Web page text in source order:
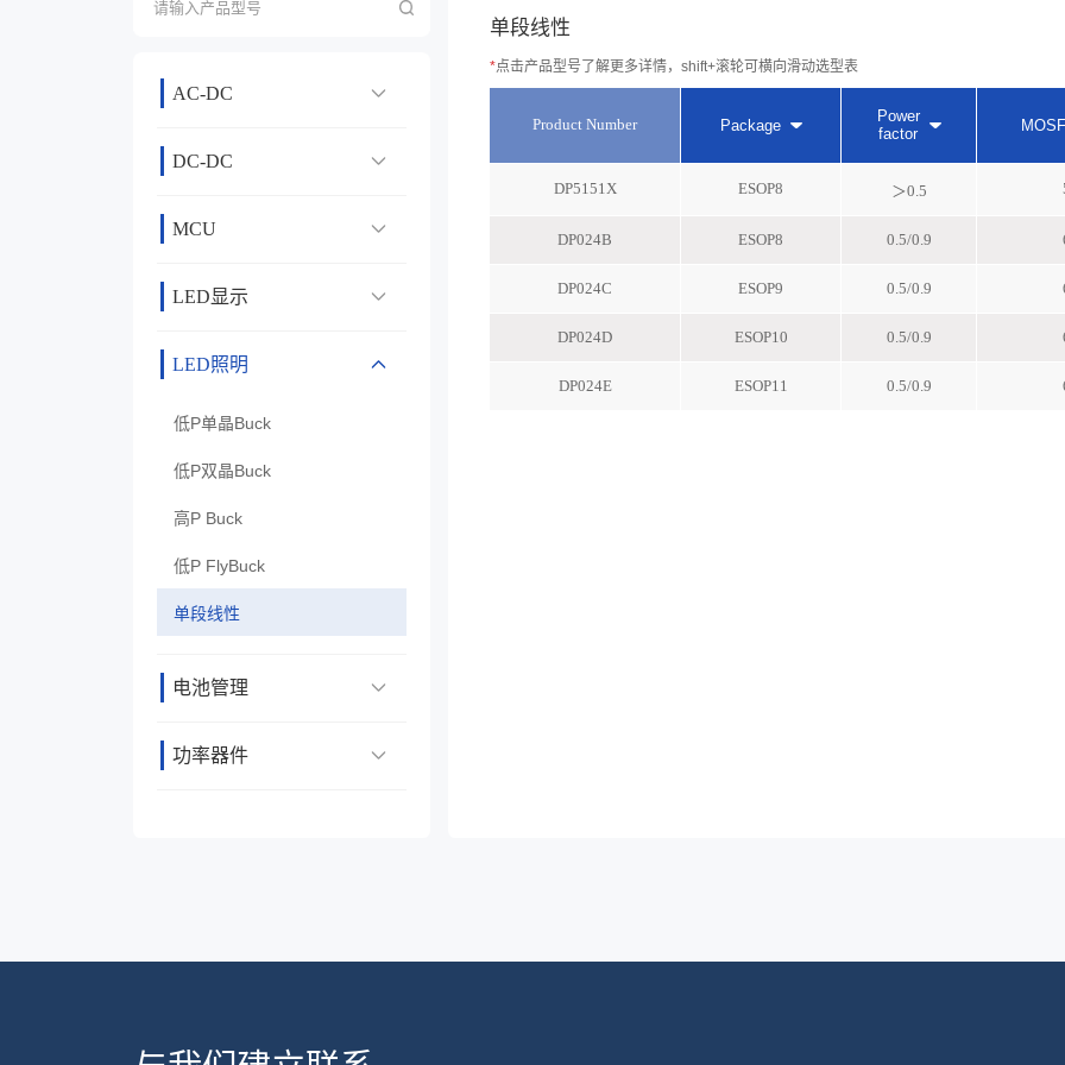
AC-DC
DC-DC
MCU
LED显示
LED照明
低P单晶Buck
低P双晶Buck
高P Buck
低P FlyBuck
单段线性
电池管理
功率器件
单段线性
*点击产品型号了解更多详情，shift+滚轮可横向滑动选型表
Product Number Package
Power
factor
DP5151X ESOP8 ＞0.5
DP024B ESOP8 0.5/0.9
DP024C ESOP9 0.5/0.9
DP024D ESOP10 0.5/0.9
DP024E ESOP11 0.5/0.9